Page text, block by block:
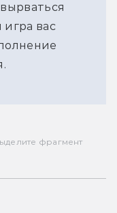
вас
фрагмент